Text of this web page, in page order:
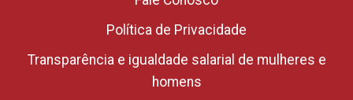
Política de Privacidade
Transparência e igualdade salarial de mulheres e
homens